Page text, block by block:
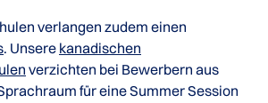
verlangen zudem einen
. Unsere kanadischen
verzichten bei Bewerbern aus
für eine Summer Session